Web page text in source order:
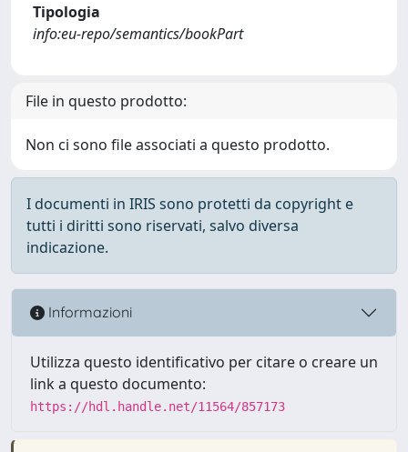
Tipologia
info:eu-repo/semantics/bookPart
File in questo prodotto:
Non ci sono file associati a questo prodotto.
I documenti in IRIS sono protetti da copyright e
tutti i diritti sono riservati, salvo diversa
indicazione.
Informazioni
Utilizza questo identificativo per citare o creare un
link a questo documento:
https://hdl.handle.net/11564/857173